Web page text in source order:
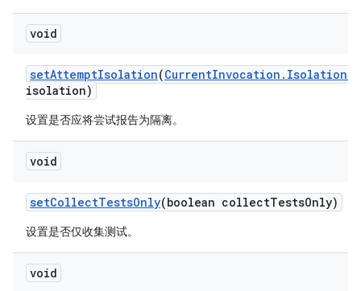
void
setAttemptIsolation(CurrentInvocation . Isolation
isolation)
设置是否应将尝试报告为隔离。
void
setCollectTestsOnly(boolean collectTestsOnly)
设置是否仅收集测试。
void